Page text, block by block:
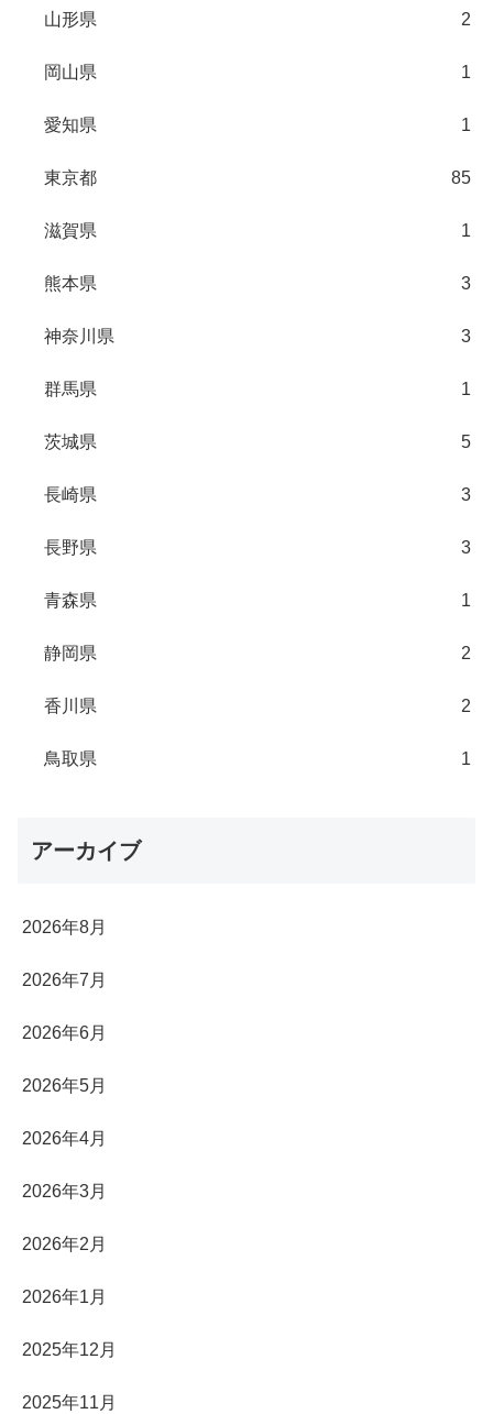
山形県 2
岡山県 1
愛知県 1
東京都 85
滋賀県 1
熊本県 3
神奈川県 3
群馬県 1
茨城県 5
長崎県 3
長野県 3
青森県 1
静岡県 2
香川県 2
鳥取県 1
アーカイブ
2026年8月
2026年7月
2026年6月
2026年5月
2026年4月
2026年3月
2026年2月
2026年1月
2025年12月
2025年11月